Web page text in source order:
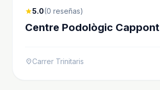
star5.0(0 reseñas)
Centre Podològic Cappont
location_onCarrer Trinitaris